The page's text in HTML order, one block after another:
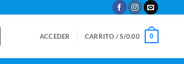
ACCEDER CARRITO /S/0.00 0